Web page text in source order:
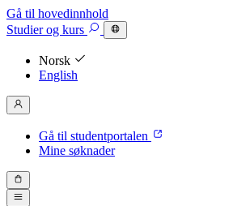
Gå til hovedinnhold
Studierog kurs
Norsk
English
Gå til studentportalen
Mine søknader